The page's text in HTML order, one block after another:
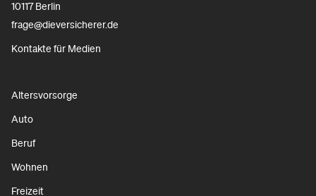
10117 Berlin
frage@dieversicherer.de
Kontakte für Medien
Altersvorsorge
Auto
Beruf
Wohnen
Freizeit